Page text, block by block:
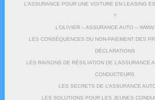
L’ASSURANCE POUR UNE VOITURE EN LEASING
?
L’OLIVIER – ASSURANCE AUTO –
LES CONSÉQUENCES DU NON-PAIEMENT DES
DÉCLARATIONS
LES RAISONS DE RÉSILIATION DE L’ASSURANCE
CONDUCTEURS
LES SECRETS DE L’ASSURANCE
LES SOLUTIONS POUR LES JEUNES